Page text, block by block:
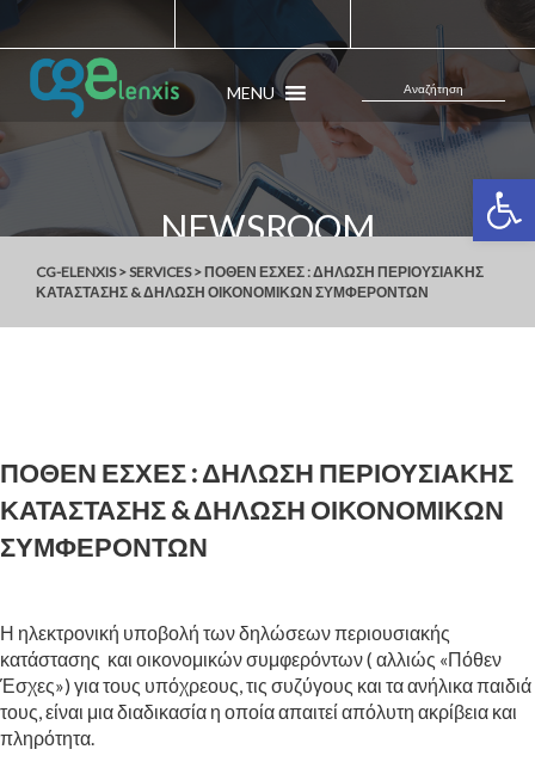
MENU
NEWSROOM
CG-ELENXIS>SERVICES>ΠΟΘΕΝ ΕΣΧΕΣ : ΔΗΛΩΣΗ ΠΕΡΙΟΥΣΙΑΚΗΣ
ΚΑΤΑΣΤΑΣΗΣ & ΔΗΛΩΣΗ ΟΙΚΟΝΟΜΙΚΩΝ ΣΥΜΦΕΡΟΝΤΩΝ
ΠΟΘΕΝ ΕΣΧΕΣ : ΔΗΛΩΣΗ ΠΕΡΙΟΥΣΙΑΚΗΣ
ΚΑΤΑΣΤΑΣΗΣ & ΔΗΛΩΣΗ ΟΙΚΟΝΟΜΙΚΩΝ
ΣΥΜΦΕΡΟΝΤΩΝ
Η ηλεκτρονική υποβολή των δηλώσεων περιουσιακής
κατάστασης και οικονομικών συμφερόντων ( αλλιώς «Πόθεν
Έσχες») για τους υπόχρεους, τις συζύγους και τα ανήλικα παιδιά
τους, είναι μια διαδικασία η οποία απαιτεί απόλυτη ακρίβεια και
πληρότητα.